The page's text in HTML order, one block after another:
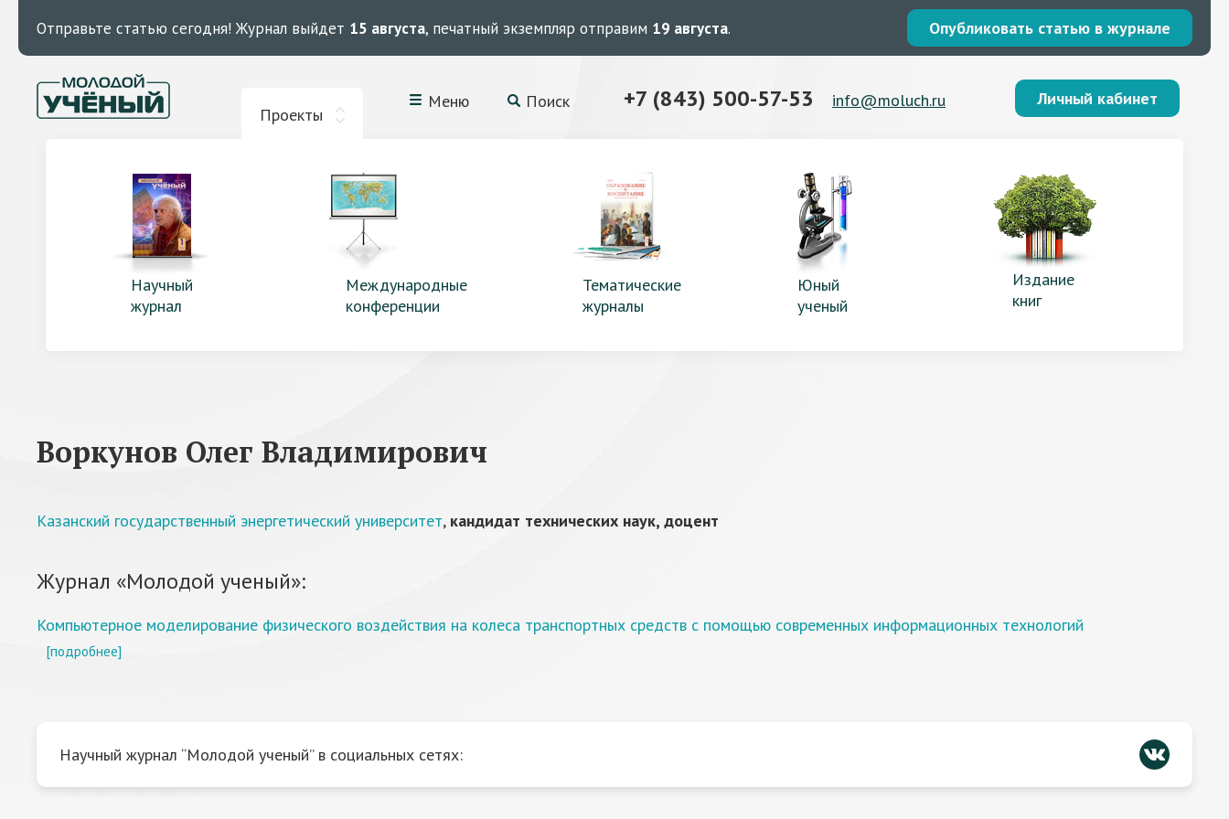
Отправьте статью сегодня! Журнал выйдет 15 августа, печатный экземпляр отправим 19 августа. Опубликовать статью в журнале
Проекты
Меню Поиск +7 (843) 500-57-53 info@moluch.ru Личный кабинет
Научный
журнал
Международные
конференции
Тематические
журналы
Юный
ученый
Издание
книг
Воркунов Олег Владимирович
Казанский государственный энергетический университет, кандидат технических наук, доцент
Журнал «Молодой ученый»:
Компьютерное моделирование физического воздействия на колеса транспортных средств с помощью современных информационных технологий
[подробнее]
Научный журнал “Молодой ученый” в социальных сетях: